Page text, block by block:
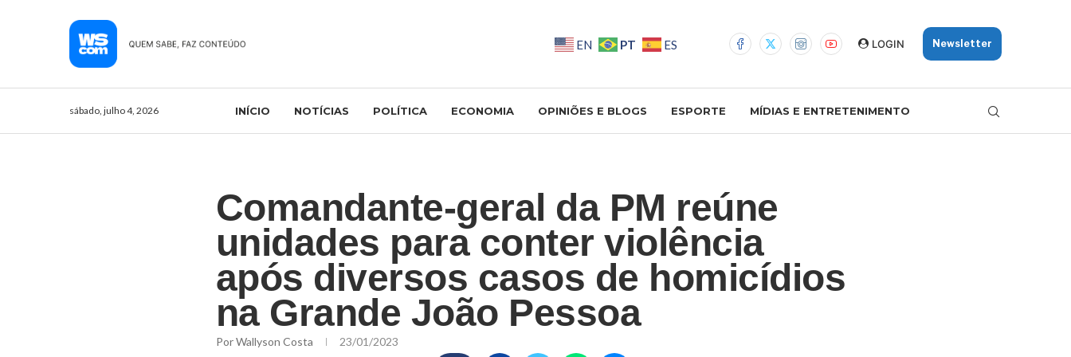
EN PT ES LOGIN Newsletter
sábado, julho 4, 2026 INÍCIO NOTÍCIAS POLÍTICA ECONOMIA OPINIÕES E BLOGS ESPORTE MÍDIAS E ENTRETENIMENTO
Comandante-geral da PM reúne
unidades para conter violência
após diversos casos de homicídios
na Grande João Pessoa
PorWallyson Costa 23/01/2023